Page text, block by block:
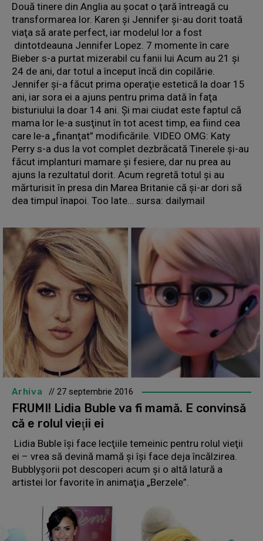
Două tinere din Anglia au şocat o ţară întreagă cu
transformarea lor. Karen şi Jennifer şi-au dorit toată
viaţa să arate perfect, iar modelul lor a fost
dintotdeauna Jennifer Lopez. 7 momente în care
Bieber s-a purtat mizerabil cu fanii lui Acum au 21 şi
24 de ani, dar totul a început încă din copilărie.
Jennifer şi-a făcut prima operaţie estetică la doar 15
ani, iar sora ei a ajuns pentru prima dată în faţa
bisturiului la doar 14 ani. Şi mai ciudat este faptul că
mama lor le-a susţinut în tot acest timp, ea fiind cea
care le-a „finanţat” modificările. VIDEO OMG: Katy
Perry s-a dus la vot complet dezbrăcată Tinerele şi-au
făcut implanturi mamare şi fesiere, dar nu prea au
ajuns la rezultatul dorit. Acum regretă totul şi au
mărturisit în presa din Marea Britanie că şi-ar dori să
dea timpul înapoi. Too late… sursa: dailymail
Arhiva // 27 septembrie 2016
FRUMI! Lidia Buble va fi mamă. E convinsă
că e rolul vieţii ei
Lidia Buble îşi face lecţiile temeinic pentru rolul vieţii
ei – vrea să devină mamă şi îşi face deja încălzirea.
Bubblyşorii pot descoperi acum şi o altă latură a
artistei lor favorite în animaţia „Berzele”.